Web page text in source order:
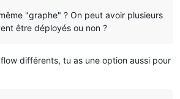
"graphe" ? On peut avoir plusieurs
être déployés ou non ?
différents, tu as une option aussi pour